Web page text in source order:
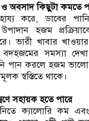
ও অবসাদ কিছুটা কমতে
করে,ডাবের
উপাদান হজম
ভারী খাবার
বদহজমের সমস্যা
পান করলে হজম
স্বস্তিতে থাকে।
সহায়ক হতে পারে
ক্যালোরি কম এবং